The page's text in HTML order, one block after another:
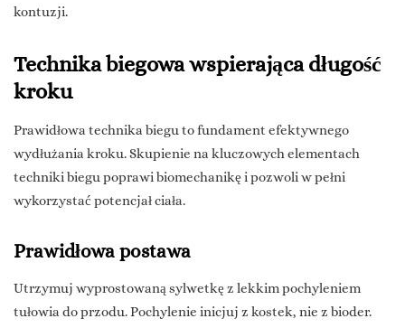
kontuzji.
Technika biegowa wspierająca długość
kroku
Prawidłowa technika biegu to fundament efektywnego
wydłużania kroku. Skupienie na kluczowych elementach
techniki biegu poprawi biomechanikę i pozwoli w pełni
wykorzystać potencjał ciała.
Prawidłowa postawa
Utrzymuj wyprostowaną sylwetkę z lekkim pochyleniem
tułowia do przodu. Pochylenie inicjuj z kostek, nie z bioder.